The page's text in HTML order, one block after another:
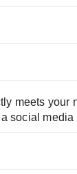
meets your
social media